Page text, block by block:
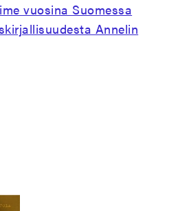
vuosina Suomessa
Annelin